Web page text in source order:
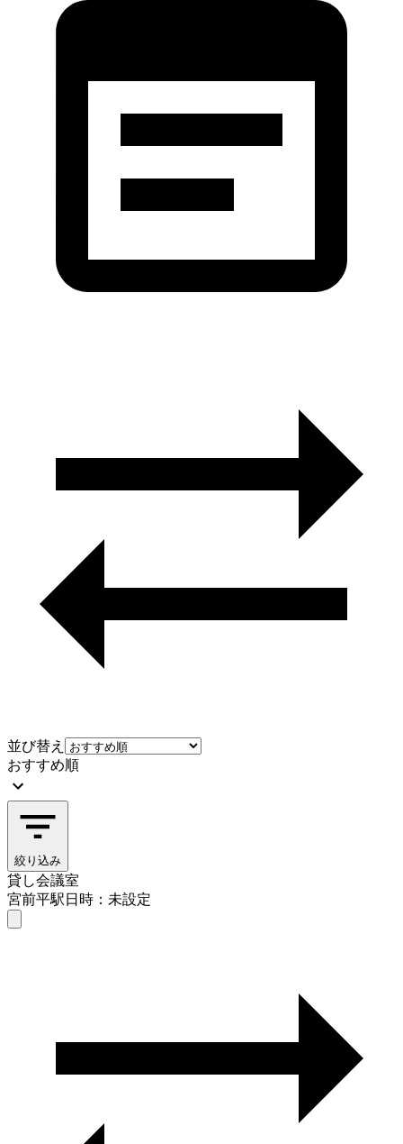
並び替え
おすすめ順
絞り込み
貸し会議室
宮前平駅日時：未設定